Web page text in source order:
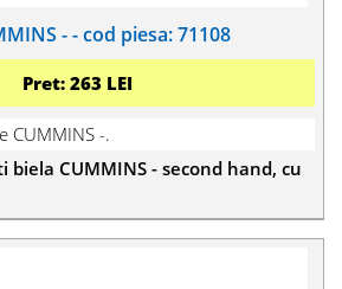
- - cod piesa: 71108
Pret: 263 LEI
CUMMINS -.
biela CUMMINS - second hand, cu